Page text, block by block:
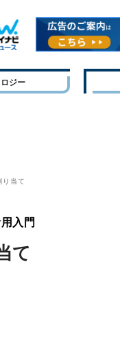
ジー
り当て
入門
て